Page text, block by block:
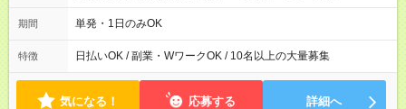
00～20：00
期間 単発・1日のみOK
特徴 日払いOK / 副業・WワークOK / 10名以上の大量募集
気になる！ 応募する 詳細へ